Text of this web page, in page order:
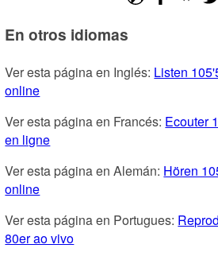
En otros idiomas
Ver esta página en Inglés: Listen
online
Ver esta página en Francés: Ecouter
en ligne
Ver esta página en Alemán: Hören
online
Ver esta página en Portugues:
80er ao vivo